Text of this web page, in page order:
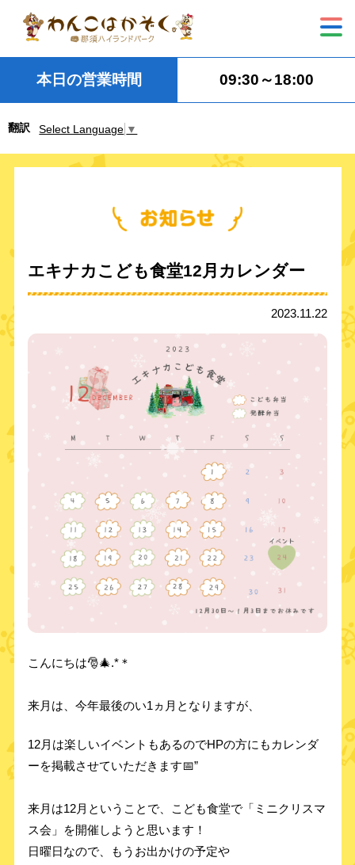
本日の営業時間 09:30～18:00
翻訳 Select Language ▼
エキナカこども食堂12月カレンダー
2023.11.22
こんにちは🎅🎄.*＊
来月は、今年最後のい1ヵ月となりますが、
12月は楽しいイベントもあるのでHPの方にもカレンダ
ーを掲載させていただきます📅”
来月は12月ということで、こども食堂で「ミニクリスマ
ス会」を開催しようと思います！
日曜日なので、もうお出かけの予定や